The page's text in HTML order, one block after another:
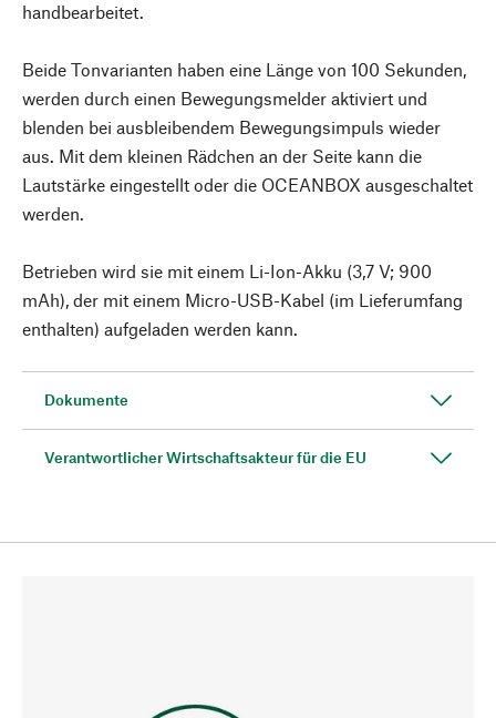
handbearbeitet.
Beide Tonvarianten haben eine Länge von 100 Sekunden,
werden durch einen Bewegungsmelder aktiviert und
blenden bei ausbleibendem Bewegungsimpuls wieder
aus. Mit dem kleinen Rädchen an der Seite kann die
Lautstärke eingestellt oder die OCEANBOX ausgeschaltet
werden.
Betrieben wird sie mit einem Li-Ion-Akku (3,7 V; 900
mAh), der mit einem Micro-USB-Kabel (im Lieferumfang
enthalten) aufgeladen werden kann.
Dokumente
Verantwortlicher Wirtschaftsakteur für die EU